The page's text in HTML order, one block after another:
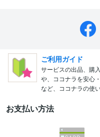
ご利用ガイド
サービスの出品、購
や、ココナラを安心
など、ココナラの使
お支払い方法